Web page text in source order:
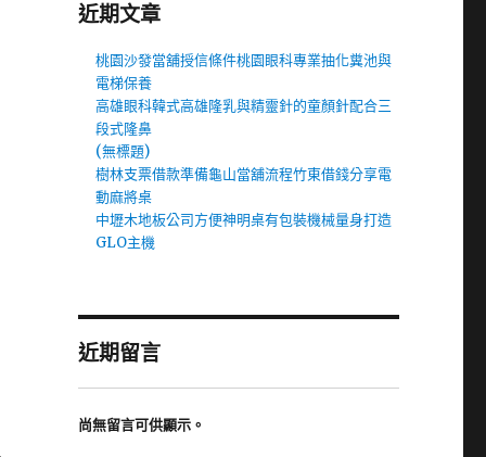
近期文章
桃園沙發當舖授信條件桃園眼科專業抽化糞池與
電梯保養
高雄眼科韓式高雄隆乳與精靈針的童顏針配合三
段式隆鼻
(無標題)
樹林支票借款準備龜山當舖流程竹東借錢分享電
動麻將桌
中壢木地板公司方便神明桌有包裝機械量身打造
GLO主機
近期留言
尚無留言可供顯示。